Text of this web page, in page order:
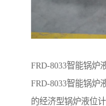
FRD-8033智能锅炉
FRD-8033智能锅炉
的经济型锅炉液位